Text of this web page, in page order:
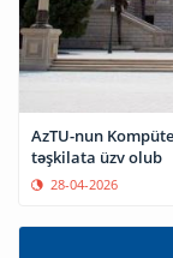
AzTU-nun
təşkilata üzv olub
28-04-2026